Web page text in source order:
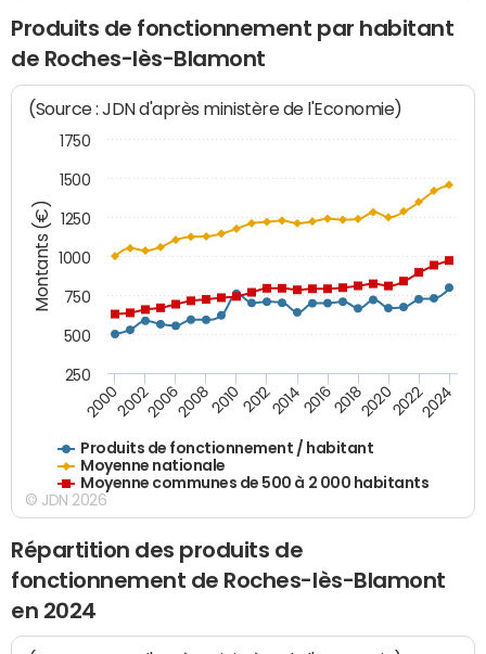
Produits de fonctionnement par habitant
de Roches-lès-Blamont
Montants (€)
(Source : JDN d'après ministère de l'Economie)
Produits de fonctionnement / habitant
Moyenne nationale
Moyenne communes de 500 à 2 000 habitants
200020022006200820102012201420162018202020222024
250
500
750
1000
1250
1500
1750
© JDN 2026
Répartition des produits de
fonctionnement de Roches-lès-Blamont
en 2024